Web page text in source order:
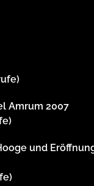
Amrum 2007
und